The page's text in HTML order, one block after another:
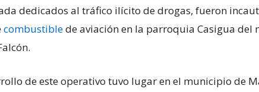
dedicados al tráfico ilícito de drogas, fueron
combustiblede aviación en la parroquia Casigua del
de este operativo tuvo lugar en el municipio de